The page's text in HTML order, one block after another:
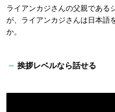
ライアンカジさんの父親である
が、ライアンカジさんは日本語
か。
挨拶レベルなら話せる